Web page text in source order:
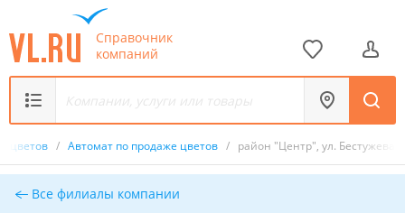
Справочник
компаний
цветов / Автомат по продаже цветов / район "Центр", ул. Бестужева,
Все филиалы компании